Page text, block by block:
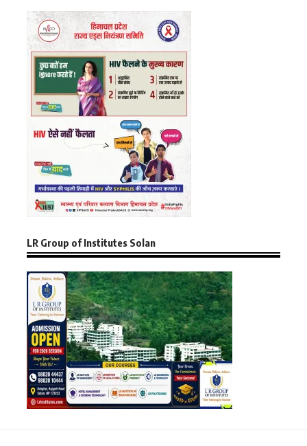
LR Group of Institutes Solan